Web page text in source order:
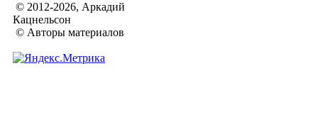
© 2012-2026, Аркадий
Кацнельсон
© Авторы материалов